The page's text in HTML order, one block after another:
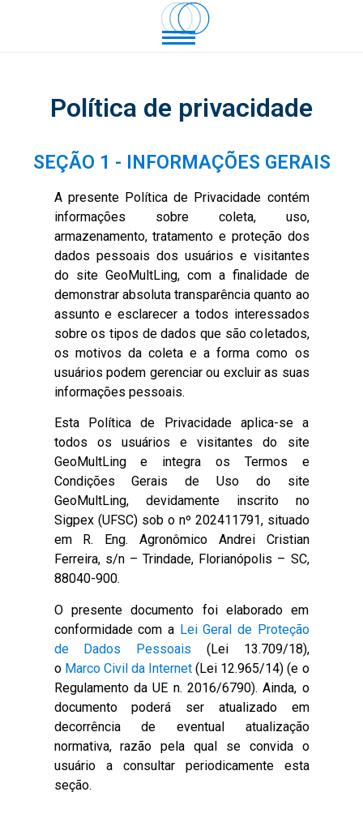
Política de privacidade
SEÇÃO 1 - INFORMAÇÕES GERAIS
A presente Política de Privacidade contém
informações sobre coleta, uso,
armazenamento, tratamento e proteção dos
dados pessoais dos usuários e visitantes
do site GeoMultLing, com a finalidade de
demonstrar absoluta transparência quanto ao
assunto e esclarecer a todos interessados
sobre os tipos de dados que são coletados,
os motivos da coleta e a forma como os
usuários podem gerenciar ou excluir as suas
informações pessoais.
Esta Política de Privacidade aplica-se a
todos os usuários e visitantes do site
GeoMultLing e integra os Termos e
Condições Gerais de Uso do site
GeoMultLing, devidamente inscrito no
Sigpex (UFSC) sob o nº 202411791, situado
em R. Eng. Agronômico Andrei Cristian
Ferreira, s/n – Trindade, Florianópolis – SC,
88040-900.
O presente documento foi elaborado em
conformidade com a Lei Geral de Proteção
de Dados Pessoais (Lei 13.709/18),
o Marco Civil da Internet (Lei 12.965/14) (e o
Regulamento da UE n. 2016/6790). Ainda, o
documento poderá ser atualizado em
decorrência de eventual atualização
normativa, razão pela qual se convida o
usuário a consultar periodicamente esta
seção.